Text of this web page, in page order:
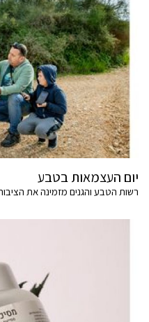
יום העצמאות בטבע
רשות הטבע והגנים מזמינה את